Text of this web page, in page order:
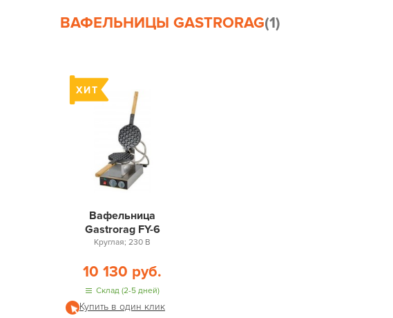
ВАФЕЛЬНИЦЫ GASTRORAG(1)
Вафельница
Gastrorag FY-6
Круглая; 230 В
10 130 руб.
Склад (2-5 дней)
Купить в один клик